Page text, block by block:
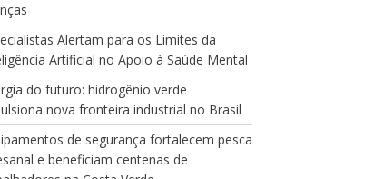
Alertam para os Limites da
Artificial no Apoio à Saúde Mental
do futuro: hidrogênio verde
nova fronteira industrial no Brasil
de segurança fortalecem pesca
e beneficiam centenas de